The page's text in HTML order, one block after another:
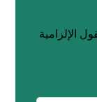
الإلزامية